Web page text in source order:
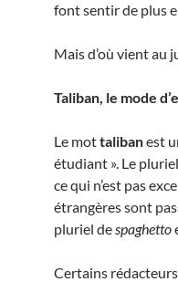
font sentir de plus
Mais d’où vient au
Taliban, le mode
Le mottalibanest
étudiant ». Le pluriel
ce qui n’est pas
étrangères sont
pluriel despaghetto
Certains